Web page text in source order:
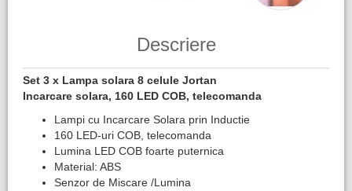
Descriere
Set 3 x Lampa solara 8 celule Jortan
Incarcare solara, 160 LED COB, telecomanda
Lampi cu Incarcare Solara prin Inductie
160 LED-uri COB, telecomanda
Lumina LED COB foarte puternica
Material: ABS
Senzor de Miscare /Lumina